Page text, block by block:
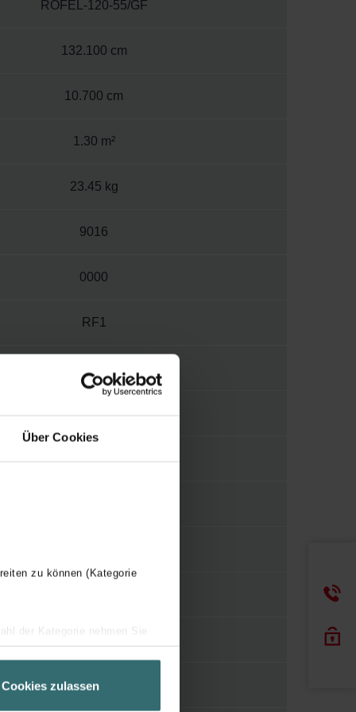
Über Cookies
zu können (Kategorie
der Kategorie nehmen Sie
über einen Link in der
Cookies zulassen
ROFEL-120-55/GF
132.100 cm
10.700 cm
1.30 m²
23.45 kg
9016
0000
RF1
E
WBTR
H